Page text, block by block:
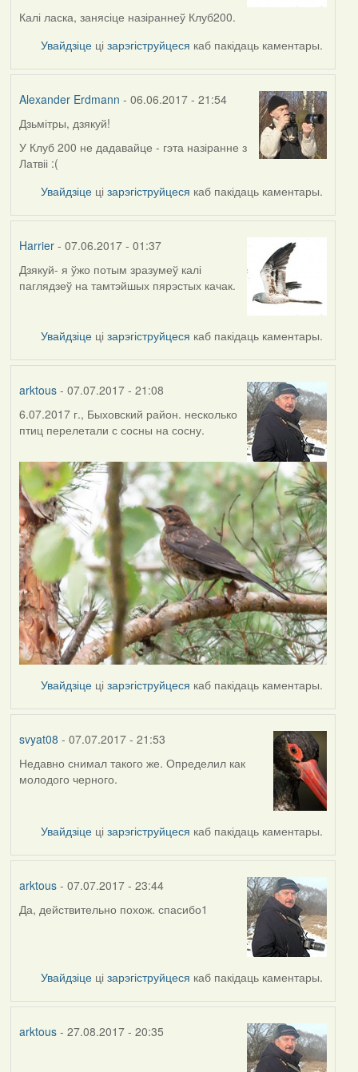
by
Erdmann
Калі ласка, занясіце назіраннеў Клуб200.
Увайдзіце цізарэгіструйцеся каб пакідаць каментары.
Alexander Erdmann - 06.06.2017 - 21:54
In
reply
to
Harrier
Дзьмітры, дзякуй!
У Клуб 200 не дадавайце - гэта назіранне з
Латвіі :(
Увайдзіце цізарэгіструйцеся каб пакідаць каментары.
Harrier- 07.06.2017 - 01:37
In
reply
Alexander
Erdmann
Дзякуй- я ўжо потым зразумеў калі
паглядзеў на тамтэйшых пярэстых качак.
Увайдзіце цізарэгіструйцеся каб пакідаць каментары.
arktous- 07.07.2017 - 21:08
6.07.2017 г., Быховский район. несколько
птиц перелетали с сосны на сосну.
Увайдзіце цізарэгіструйцеся каб пакідаць каментары.
svyat08 - 07.07.2017 - 21:53
In
reply
arktous
Недавно снимал такого же. Определил как
молодого черного.
Увайдзіце цізарэгіструйцеся каб пакідаць каментары.
arktous- 07.07.2017 - 23:44
In
svyat08
Да, действительно похож. спасибо1
Увайдзіце цізарэгіструйцеся каб пакідаць каментары.
arktous- 27.08.2017 - 20:35